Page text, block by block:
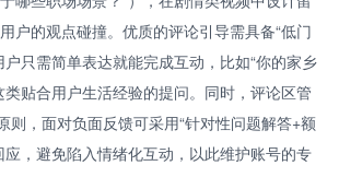
户的观点碰撞。优质的评论引导需具备“低门
只需简单表达就能完成互动，比如“你的家乡
类贴合用户生活经验的提问。同时，评论区管
则，面对负面反馈可采用“针对性问题解答+额
应，避免陷入情绪化互动，以此维护账号的专